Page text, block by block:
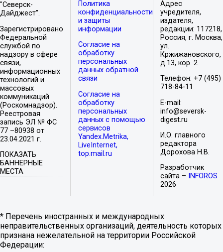
"Северск-
Дайджест".
Зарегистрировано
Федеральной
службой по
надзору в сфере
связи,
информационных
технологий и
массовых
коммуникаций
(Роскомнадзор).
Реестровая
запись ЭЛ № ФС
77 –80938 от
23.04.2021 г.
ПОКАЗАТЬ
БАННЕРНЫЕ
МЕСТА
Политика
конфиденциальности
и защиты
информации
Согласие на
обработку
персональных
данных обратной
связи
Согласие на
обработку
персональных
данных с помощью
сервисов
Yandex.Metrika,
LiveInternet,
top.mail.ru
Адрес
учредителя,
издателя,
редакции: 117218,
Россия, г. Москва,
ул.
Кржижановского,
д.13, кор. 2
Телефон: +7 (495)
718-84-11
E-mail:
info@seversk-
digest.ru
И.О. главного
редактора
Дорохова Н.В.
Разработчик
сайта –
INFOROS
2026
* Перечень иностранных и международных
неправительственных организаций, деятельность которых
признана нежелательной на территории Российской
Федерации: